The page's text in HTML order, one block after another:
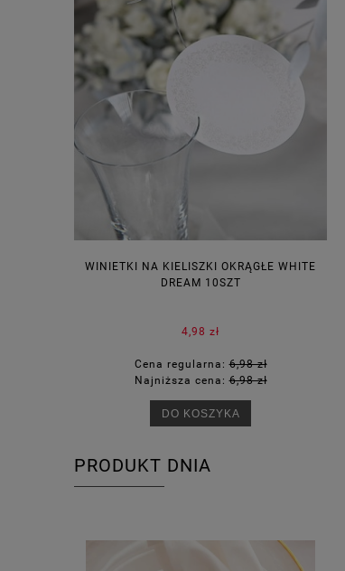
WINIETKI NA KIELISZKI OKRĄGŁE WHITE
DREAM 10SZT
4,98 zł
Cena regularna:6,98 zł
Najniższa cena:6,98 zł
DO KOSZYKA
PRODUKT DNIA